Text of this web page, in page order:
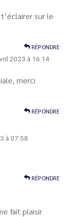
sur le
RÉPONDRE
2023 à 16:14
merci
RÉPONDRE
à 07:58
RÉPONDRE
fait plaisir